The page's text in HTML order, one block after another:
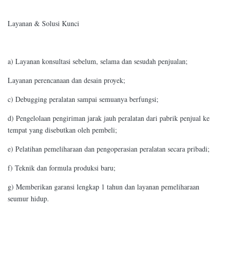
Layanan & Solusi Kunci
a) Layanan konsultasi sebelum, selama dan sesudah penjualan;
Layanan perencanaan dan desain proyek;
c) Debugging peralatan sampai semuanya berfungsi;
d) Pengelolaan pengiriman jarak jauh peralatan dari pabrik penjual ke
tempat yang disebutkan oleh pembeli;
e) Pelatihan pemeliharaan dan pengoperasian peralatan secara pribadi;
f) Teknik dan formula produksi baru;
g) Memberikan garansi lengkap 1 tahun dan layanan pemeliharaan
seumur hidup.